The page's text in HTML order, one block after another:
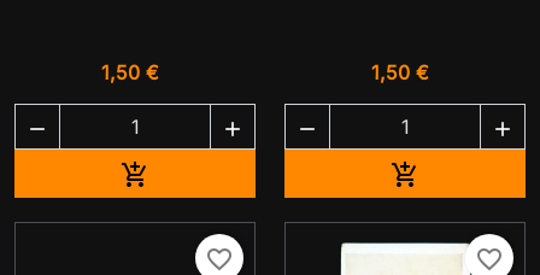
1,50 €
 

1,50 €
 

favorite_border favorite_border